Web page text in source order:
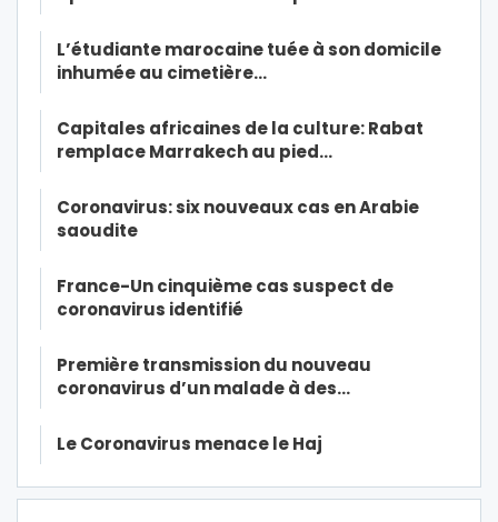
L’étudiante marocaine tuée à son domicile
inhumée au cimetière…
Capitales africaines de la culture: Rabat
remplace Marrakech au pied…
Coronavirus: six nouveaux cas en Arabie
saoudite
France-Un cinquième cas suspect de
coronavirus identifié
Première transmission du nouveau
coronavirus d’un malade à des…
Le Coronavirus menace le Haj